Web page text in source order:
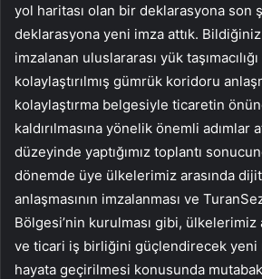
yol haritası olan bir deklarasyona son
deklarasyona yeni imza attık.
imzalanan uluslararası yük
kolaylaştırılmış gümrük koridoru
kolaylaştırma belgesiyle ticaretin
kaldırılmasına yönelik önemli adımlar
düzeyinde yaptığımız toplantı
dönemde üye ülkelerimiz arasında
anlaşmasının imzalanması ve
Bölgesi’nin kurulması gibi, ülkelerimiz
ve ticari iş birliğini güçlendirecek yeni
hayata geçirilmesi konusunda